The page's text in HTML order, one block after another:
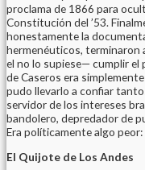
proclama de 1866 para
Constitución del ’53.
honestamente la
hermenéuticos, terminaron
el no lo supiese— cumplir el
de Caseros era
pudo llevarlo a confiar
servidor de los intereses
bandolero, depredador de
Era políticamente algo peor:
El Quijote de Los Andes